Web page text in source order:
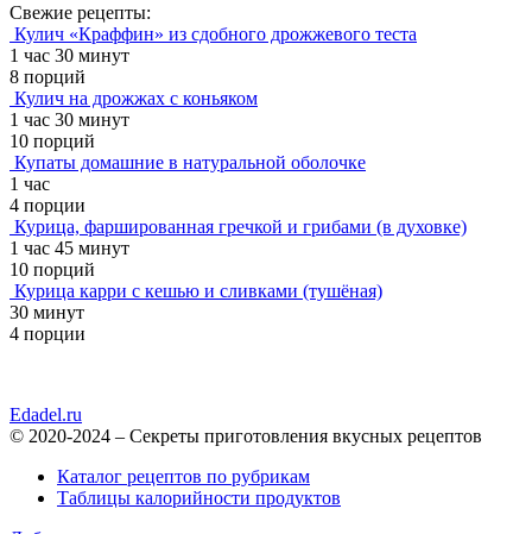
Свежие рецепты:
Кулич «Краффин» из сдобного дрожжевого теста
1 час 30 минут
8 порций
Кулич на дрожжах с коньяком
1 час 30 минут
10 порций
Купаты домашние в натуральной оболочке
1 час
4 порции
Курица, фаршированная гречкой и грибами (в духовке)
1 час 45 минут
10 порций
Курица карри с кешью и сливками (тушёная)
30 минут
4 порции
Edadel.ru
© 2020-2024 – Секреты приготовления вкусных рецептов
Каталог рецептов по рубрикам
Таблицы калорийности продуктов